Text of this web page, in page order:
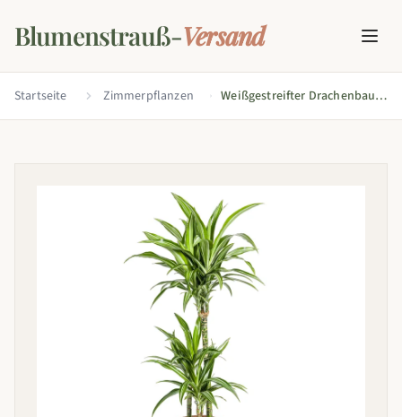
Blumenstrauß-Versand
Startseite Zimmerpflanzen
Weißgestreifter Drachenbaum